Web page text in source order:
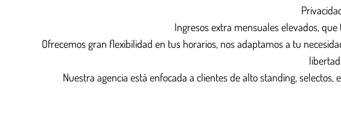
Ingresos extra mensuales elevados,
Ofrecemos gran flexibilidad en tus horarios, nos adaptamos a tu
Nuestra agencia está enfocada a clientes de alto standing,